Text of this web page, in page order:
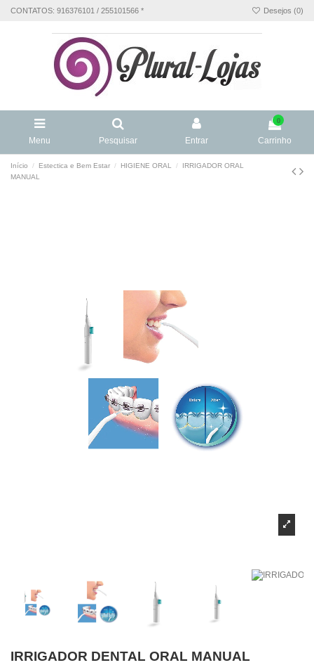
CONTATOS: 916376101 / 255101566 * Desejos (0)
Menu Pesquisar Entrar
0
Carrinho
Início Estectica e Bem Estar HIGIENE ORAL
IRRIGADOR ORAL
MANUAL
IRRIGADOR DENTAL ORAL MANUAL